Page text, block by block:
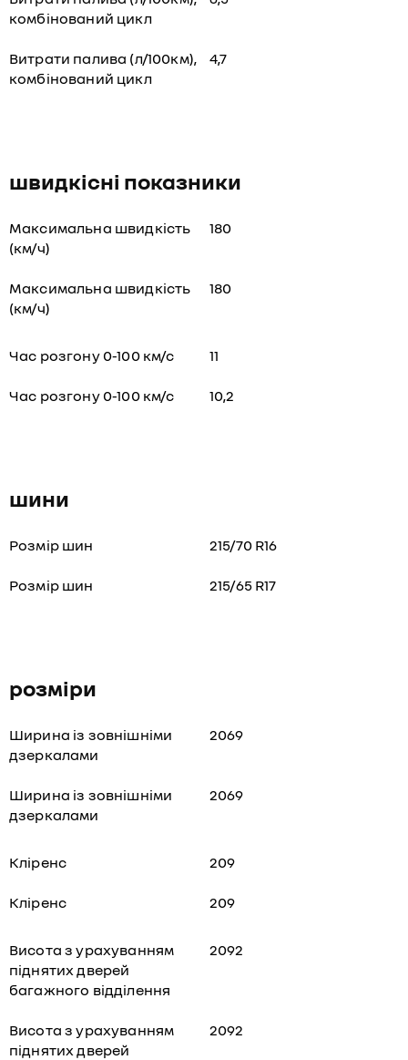
комбінований цикл
Витрати палива (л/100км),
комбінований цикл
4,7
швидкісні показники
Максимальна швидкість
(км/ч)
180
Максимальна швидкість
(км/ч)
180
Час розгону 0-100 км/с 11
Час розгону 0-100 км/с 10,2
шини
Розмір шин 215/70 R16
Розмір шин 215/65 R17
розміри
Ширина із зовнішніми
дзеркалами
2069
Ширина із зовнішніми
дзеркалами
2069
Кліренс 209
Кліренс 209
Висота з урахуванням
піднятих дверей
багажного відділення
2092
Висота з урахуванням
піднятих дверей
2092